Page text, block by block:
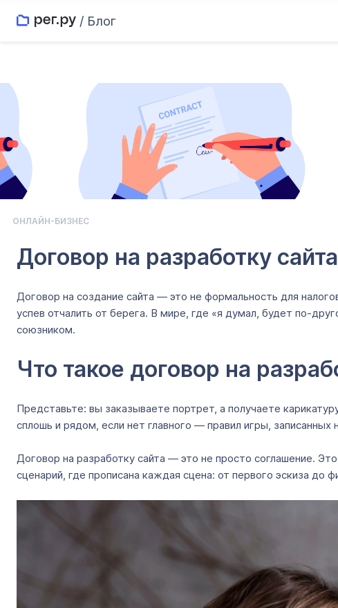
/ Блог
ОНЛАЙН-БИЗНЕС
Договор на разработку
Договор на создание сайта — это не формальность для
успев отчалить от берега. В мире, где «я думал, будет по-
союзником.
Что такое договор на
Представьте: вы заказываете портрет, а получаете
сплошь и рядом, если нет главного — правил игры, записанных
Договор на разработку сайта — это не просто соглашение.
сценарий, где прописана каждая сцена: от первого эскиза до